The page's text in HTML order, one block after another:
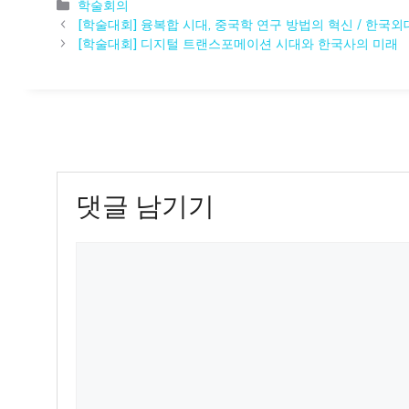
카
테
고
학술회의
[학술대회] 융복합 시대, 중국학 연구 방법의 혁신 / 한국외
[학술대회] 디지털 트랜스포메이션 시대와 한국사의 미래
댓글 남기기